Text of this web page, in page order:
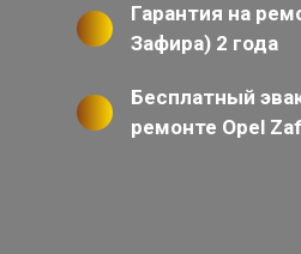
Гарантия на
Зафира) 2 года
Бесплатный
ремонте Opel